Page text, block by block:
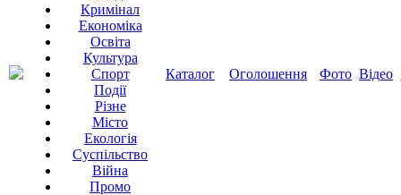
Кримінал
Економіка
Освіта
Культура
Спорт
Події
Різне
Місто
Екологія
Суспільство
Війна
Промо
Каталог Оголошення Фото Відео